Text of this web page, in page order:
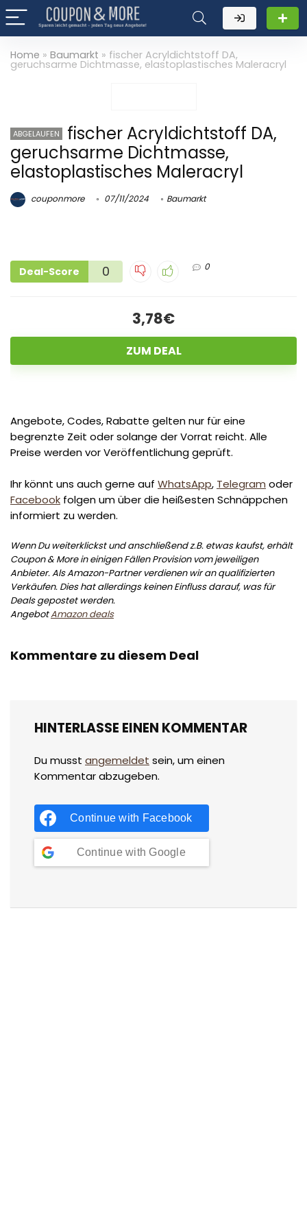
Home » Baumarkt » fischer Acryldichtstoff DA,
geruchsarme Dichtmasse, elastoplastisches Maleracryl
ABGELAUFEN
fischer Acryldichtstoff DA,
geruchsarme Dichtmasse,
elastoplastisches Maleracryl
couponmore 07/11/2024 Baumarkt
Deal-Score 0 0
3,78€
ZUM DEAL
Angebote, Codes, Rabatte gelten nur für eine
begrenzte Zeit oder solange der Vorrat reicht. Alle
Preise werden vor Veröffentlichung geprüft.
Ihr könnt uns auch gerne auf WhatsApp, Telegram oder
Facebook folgen um über die heißesten Schnäppchen
informiert zu werden.
Wenn Du weiterklickst und anschließend z.B. etwas kaufst, erhält
Coupon & More in einigen Fällen Provision vom jeweiligen
Anbieter. Als Amazon-Partner verdienen wir an qualifizierten
Verkäufen. Dies hat allerdings keinen Einfluss darauf, was für
Deals gepostet werden.
AngebotAmazon deals
Kommentare zu diesem Deal
HINTERLASSE EINEN KOMMENTAR
Du musst angemeldet sein, um einen
Kommentar abzugeben.
Continue with Facebook
Continue with Google